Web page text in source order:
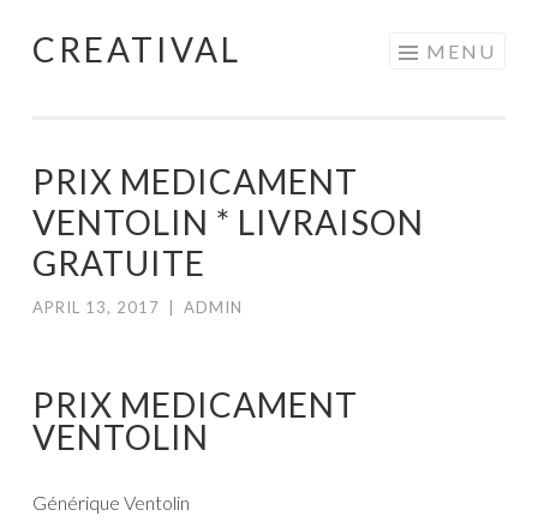
Skip
CREATIVAL MENU
PRIX MEDICAMENT
VENTOLIN * LIVRAISON
GRATUITE
APRIL 13, 2017 ADMIN
PRIX MEDICAMENT
VENTOLIN
Générique Ventolin